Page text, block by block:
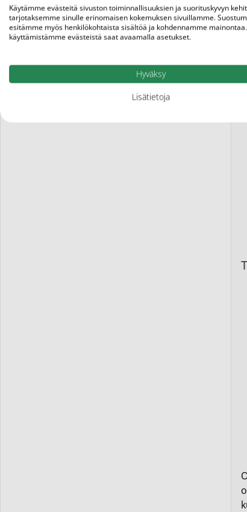
Käytämme evästeitä sivuston toiminnallisuuksien ja suorituskyvyn
tarjotaksemme sinulle erinomaisen kokemuksen sivuillamme.
esitämme myös henkilökohtaista sisältöä ja kohdennamme
käyttämistämme evästeistä saat avaamalla asetukset.
Hyväksy
Lisätietoja